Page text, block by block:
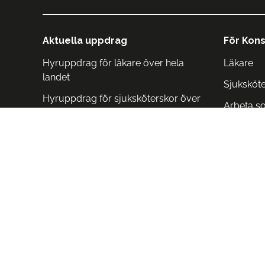
Aktuella uppdrag
Hyruppdrag för läkare över hela
landet
Hyruppdrag för sjuksköterskor över
För
Läkare
Arbeta